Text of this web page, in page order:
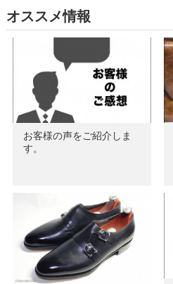
オススメ情報
お客様の声をご紹介しま
す。